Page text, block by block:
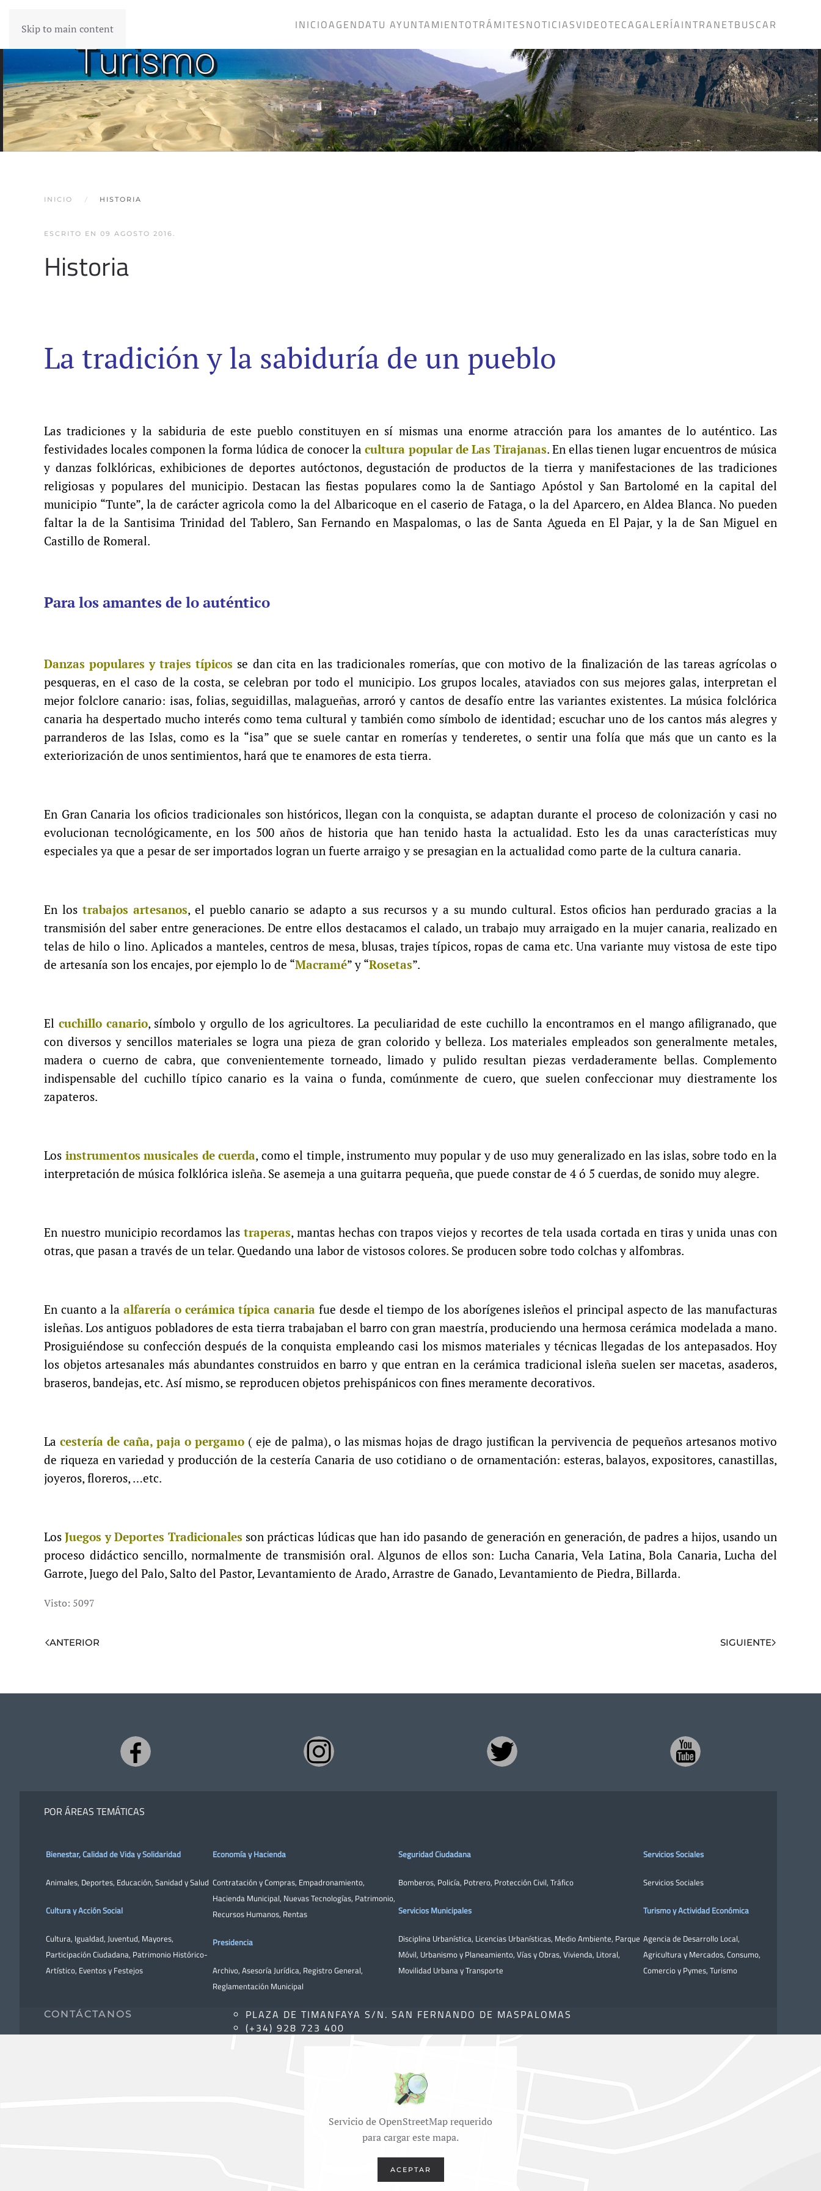
Skip to main content INICIOAGENDATU AYUNTAMIENTOTRÁMITESNOTICIASVIDEOTECAGALERÍAINTRANETBUSCAR
INICIO HISTORIA
ESCRITO EN 09 AGOSTO 2016.
Historia
La tradición y la sabiduría de un pueblo
Las tradiciones y la sabiduria de este pueblo constituyen en sí mismas una enorme atracción para los amantes de lo auténtico. Las
festividades locales componen la forma lúdica de conocer lacultura popular de Las Tirajanas. En ellas tienen lugar encuentros de música
y danzas folklóricas, exhibiciones de deportes autóctonos, degustación de productos de la tierra y manifestaciones de las tradiciones
religiosas y populares del municipio. Destacan las fiestas populares como la de Santiago Apóstol y San Bartolomé en la capital del
municipio “Tunte”, la de carácter agricola como la del Albaricoque en el caserio de Fataga, o la del Aparcero, en Aldea Blanca. No pueden
faltar la de la Santisima Trinidad del Tablero, San Fernando en Maspalomas, o las de Santa Agueda en El Pajar, y la de San Miguel en
Castillo de Romeral.
Para los amantes de lo auténtico
Danzas populares y trajes típicos se dan cita en las tradicionales romerías, que con motivo de la finalización de las tareas agrícolas o
pesqueras, en el caso de la costa, se celebran por todo el municipio. Los grupos locales, ataviados con sus mejores galas, interpretan el
mejor folclore canario: isas, folias, seguidillas, malagueñas, arroró y cantos de desafío entre las variantes existentes. La música folclórica
canaria ha despertado mucho interés como tema cultural y también como símbolo de identidad; escuchar uno de los cantos más alegres y
parranderos de las Islas, como es la “isa” que se suele cantar en romerías y tenderetes, o sentir una folía que más que un canto es la
exteriorización de unos sentimientos, hará que te enamores de esta tierra.
En Gran Canaria los oficios tradicionales son históricos, llegan con la conquista, se adaptan durante el proceso de colonización y casi no
evolucionan tecnológicamente, en los 500 años de historia que han tenido hasta la actualidad. Esto les da unas características muy
especiales ya que a pesar de ser importados logran un fuerte arraigo y se presagian en la actualidad como parte de la cultura canaria.
En los trabajos artesanos, el pueblo canario se adapto a sus recursos y a su mundo cultural. Estos oficios han perdurado gracias a la
transmisión del saber entre generaciones. De entre ellos destacamos el calado, un trabajo muy arraigado en la mujer canaria, realizado en
telas de hilo o lino. Aplicados a manteles, centros de mesa, blusas, trajes típicos, ropas de cama etc. Una variante muy vistosa de este tipo
de artesanía son los encajes, por ejemplo lo de “Macramé” y “Rosetas”.
El cuchillo canario, símbolo y orgullo de los agricultores. La peculiaridad de este cuchillo la encontramos en el mango afiligranado, que
con diversos y sencillos materiales se logra una pieza de gran colorido y belleza. Los materiales empleados son generalmente metales,
madera o cuerno de cabra, que convenientemente torneado, limado y pulido resultan piezas verdaderamente bellas. Complemento
indispensable del cuchillo típico canario es la vaina o funda, comúnmente de cuero, que suelen confeccionar muy diestramente los
zapateros.
Los instrumentos musicales de cuerda, como el timple, instrumento muy popular y de uso muy generalizado en las islas, sobre todo en la
interpretación de música folklórica isleña. Se asemeja a una guitarra pequeña, que puede constar de 4 ó 5 cuerdas, de sonido muy alegre.
En nuestro municipio recordamos lastraperas, mantas hechas con trapos viejos y recortes de tela usada cortada en tiras y unida unas con
otras, que pasan a través de un telar. Quedando una labor de vistosos colores. Se producen sobre todo colchas y alfombras.
En cuanto a laalfarería o cerámica típica canaria fue desde el tiempo de los aborígenes isleños el principal aspecto de las manufacturas
isleñas. Los antiguos pobladores de esta tierra trabajaban el barro con gran maestría, produciendo una hermosa cerámica modelada a mano.
Prosiguiéndose su confección después de la conquista empleando casi los mismos materiales y técnicas llegadas de los antepasados. Hoy
los objetos artesanales más abundantes construidos en barro y que entran en la cerámica tradicional isleña suelen ser macetas, asaderos,
braseros, bandejas, etc. Así mismo, se reproducen objetos prehispánicos con fines meramente decorativos.
La cestería de caña, paja o pergamo( eje de palma), o las mismas hojas de drago justifican la pervivencia de pequeños artesanos motivo
de riqueza en variedad y producción de la cestería Canaria de uso cotidiano o de ornamentación: esteras, balayos, expositores, canastillas,
joyeros, floreros, …etc.
LosJuegos y Deportes Tradicionales son prácticas lúdicas que han ido pasando de generación en generación, de padres a hijos, usando un
proceso didáctico sencillo, normalmente de transmisión oral. Algunos de ellos son: Lucha Canaria, Vela Latina, Bola Canaria, Lucha del
Garrote, Juego del Palo, Salto del Pastor, Levantamiento de Arado, Arrastre de Ganado, Levantamiento de Piedra, Billarda.
Visto: 5097
ANTERIOR SIGUIENTE
POR ÁREAS TEMÁTICAS
Bienestar, Calidad de Vida y Solidaridad
Animales, Deportes, Educación, Sanidad y Salud
Cultura y Acción Social
Cultura, Igualdad, Juventud, Mayores,
Participación Ciudadana, Patrimonio Histórico-
Artístico, Eventos y Festejos
Economía y Hacienda
Contratación y Compras, Empadronamiento,
Hacienda Municipal, Nuevas Tecnologías, Patrimonio,
Recursos Humanos, Rentas
Presidencia
Archivo, Asesoría Jurídica, Registro General,
Reglamentación Municipal
Seguridad Ciudadana
Bomberos, Policía, Potrero, Protección Civil, Tráfico
Servicios Municipales
Disciplina Urbanística, Licencias Urbanísticas, Medio Ambiente, Parque
Móvil, Urbanismo y Planeamiento, Vías y Obras, Vivienda, Litoral,
Movilidad Urbana y Transporte
Servicios Sociales
Servicios Sociales
Turismo y Actividad Económica
Agencia de Desarrollo Local,
Agricultura y Mercados, Consumo,
Comercio y Pymes, Turismo
CONTÁCTANOS
PLAZA DE TIMANFAYA S/N. SAN FERNANDO DE MASPALOMAS
(+34) 928 723 400
Servicio de OpenStreetMap requerido
para cargar este mapa.
ACEPTAR